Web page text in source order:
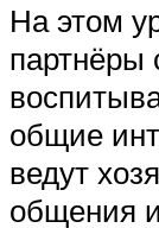
На этом
партнёры
общие
ведут
общения